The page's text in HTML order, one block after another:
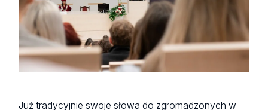
Już tradycyjnie swoje słowa do zgromadzonych w